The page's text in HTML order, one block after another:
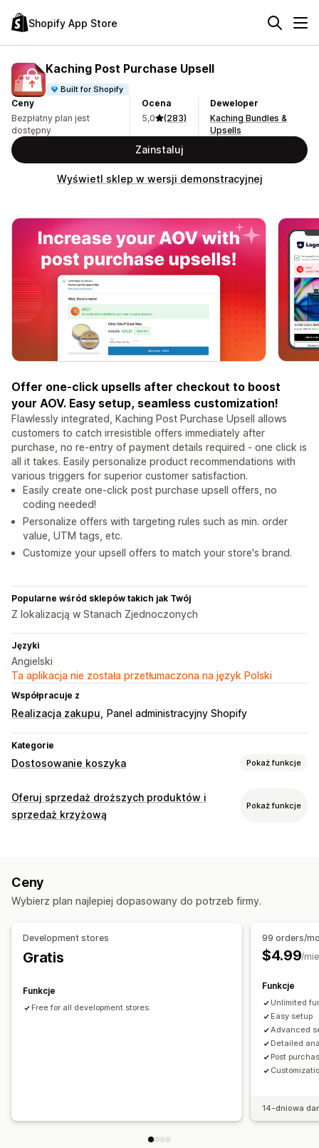
Shopify App Store
Kaching Post Purchase Upsell
Built for Shopify
Ceny
Bezpłatny plan jest
dostępny
Ocena
5,0
(283)
Deweloper
Kaching Bundles &
Upsells
Zainstaluj
Wyświetl sklep w wersji demonstracyjnej
Offer one-click upsells after checkout to boost
your AOV. Easy setup, seamless customization!
Flawlessly integrated, Kaching Post Purchase Upsell allows
customers to catch irresistible offers immediately after
purchase, no re-entry of payment details required - one click is
all it takes. Easily personalize product recommendations with
various triggers for superior customer satisfaction.
Easily create one-click post purchase upsell offers, no
coding needed!
Personalize offers with targeting rules such as min. order
value, UTM tags, etc.
Customize your upsell offers to match your store's brand.
Popularne wśród sklepów takich jak Twój
Z lokalizacją w Stanach Zjednoczonych
Języki
Angielski
Ta aplikacja nie została przetłumaczona na język Polski
Współpracuje z
Realizacja zakupu Panel administracyjny Shopify
Kategorie
Dostosowanie koszyka Pokaż funkcje
Sprzedaż droższych produktów
Rekomendacje produktów
Oferuj sprzedaż droższych produktów i
sprzedaż krzyżową
Pokaż funkcje
Sprzedaż droższych produktów na stronie z
podziękowaniami
Oferty i rekomendacje
Rekomendacje produktów
Często kupowane razem
Analizy
Ceny
Wybierz plan najlepiej dopasowany do potrzeb firmy.
Development stores
Gratis
Funkcje
Free for all development stores.
99 orders/
$4.99/
Funkcje
Unlimited
Easy setup
Advanced
Detailed
Post
14-dniowa